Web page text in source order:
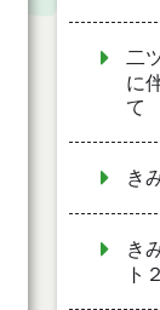
二
に
て
き
き
ト